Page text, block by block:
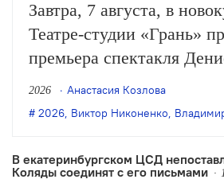
Завтра, 7 августа, в
Театре-студии «Грань»
премьера спектакля
«Жили-были» по пьесе
Бирюкова.
2026
Анастасия Козлова
2026, Виктор Никоненко,
В екатеринбургском ЦСД
Коляды соединят с его письмами